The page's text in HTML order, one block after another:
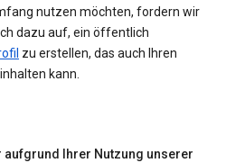
nutzen möchten, fordern wir
dazu auf, ein öffentlich
zu erstellen, das auch Ihren
kann.
aufgrund Ihrer Nutzung unserer